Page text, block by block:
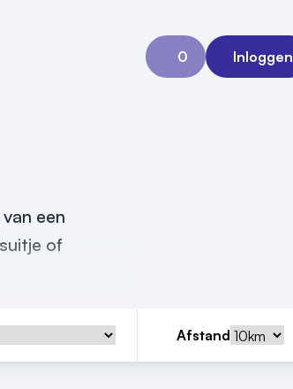
0
Aanvraag 0
Inloggen
een
of
Afstand